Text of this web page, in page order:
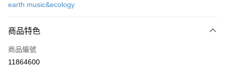
3 期 0 利率 每期
合作金庫商業銀行
上海商業儲蓄銀行
超商取貨付款
LINE Pay
earth music&ecology
商品特色
商品編號
11864600